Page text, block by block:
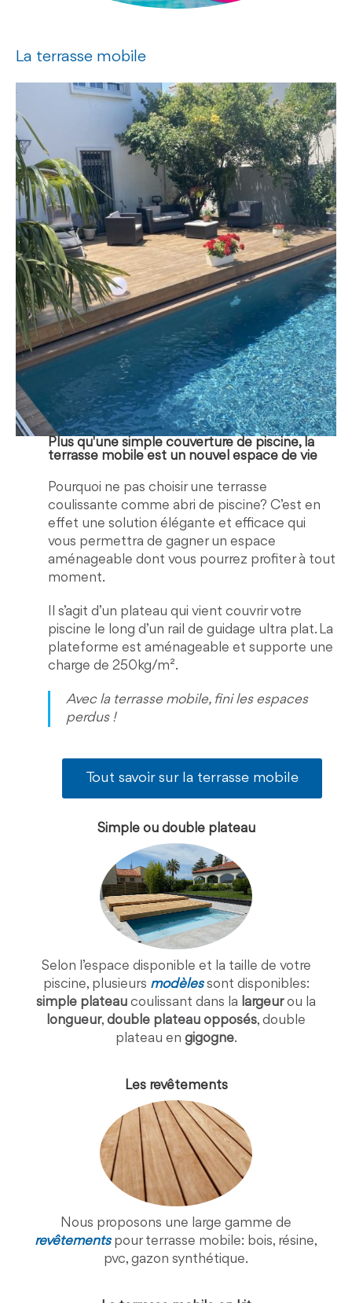
La terrasse mobile
Plus qu'une simple couverture de piscine, la
terrasse mobile est un nouvel espace de vie
Pourquoi ne pas choisir une terrasse
coulissante comme abri de piscine? C’est en
effet une solution élégante et efficace qui
vous permettra de gagner un espace
aménageable dont vous pourrez profiter à tout
moment.
Il s’agit d’un plateau qui vient couvrir votre
piscine le long d’un rail de guidage ultra plat. La
plateforme est aménageable et supporte une
charge de 250kg/m².
Avec la terrasse mobile, fini les espaces
perdus !
Tout savoir sur la terrasse mobile
Simple ou double plateau
Selon l’espace disponible et la taille de votre
piscine, plusieurs modèlessont disponibles:
simple plateau coulissant dans la largeurou la
longueur, double plateau opposés, double
plateau en gigogne.
Les revêtements
Nous proposons une large gamme de
revêtementspour terrasse mobile: bois, résine,
pvc, gazon synthétique.